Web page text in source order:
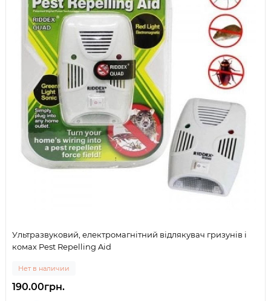
Ультразвуковий, електромагнітний відлякувач гризунів і
комах Pest Repelling Aid
Нет в наличии
190.00грн.